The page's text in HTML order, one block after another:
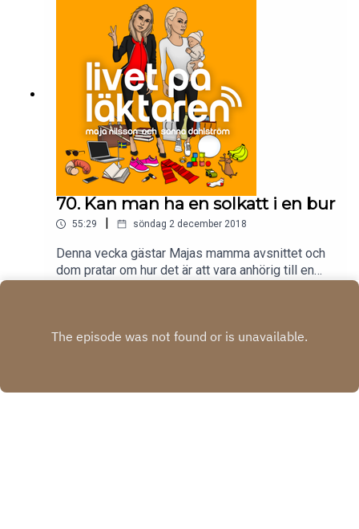
70. Kan man ha en solkatt i en bur
55:29 | söndag 2 december 2018
Denna vecka gästar Majas mamma avsnittet och
dom pratar om hur det är att vara anhörig till en